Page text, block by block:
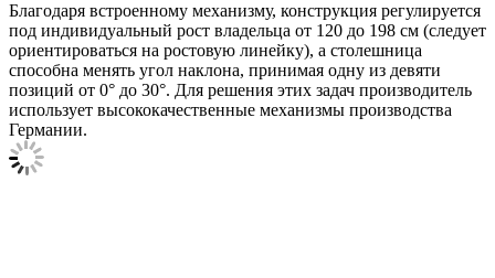
Благодаря встроенному механизму, конструкция регулируется
под индивидуальный рост владельца от 120 до 198 см (следует
ориентироваться на ростовую линейку), а столешница
способна менять угол наклона, принимая одну из девяти
позиций от 0° до 30°. Для решения этих задач производитель
использует высококачественные механизмы производства
Германии.